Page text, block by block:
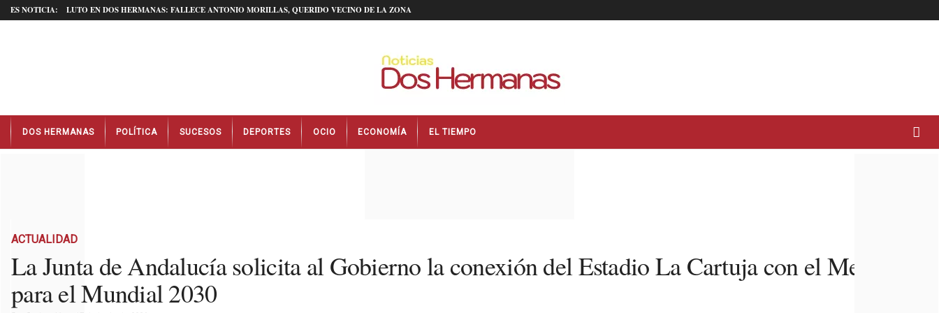
ES NOTICIA: LUTO EN DOS HERMANAS: FALLECE ANTONIO MORILLAS, QUERIDO VECINO DE LA ZONA
t
DOS HERMANAS POLÍTICA SUCESOS DEPORTES OCIO ECONOMÍA EL TIEMPO
ACTUALIDAD
La Junta de Andalucía solicita al Gobierno la conexión del Estadio La Cartuja con el Metro
para el Mundial 2030